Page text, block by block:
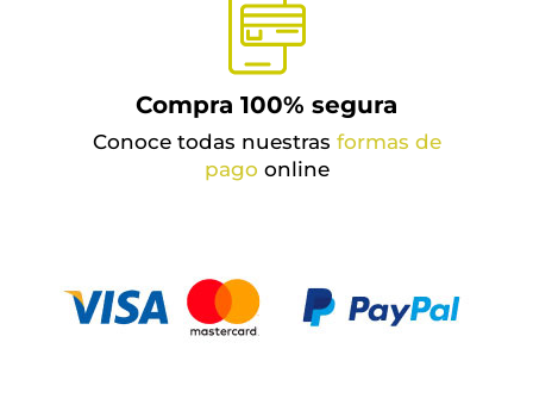
Compra 100% segura
Conoce todas nuestras formas de
pago online